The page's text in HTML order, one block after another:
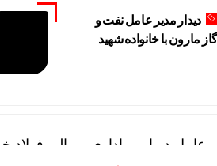
دیدار مدیر عامل نفت و
گاز مارون با خانواده شهید
در امور اداری و مالی